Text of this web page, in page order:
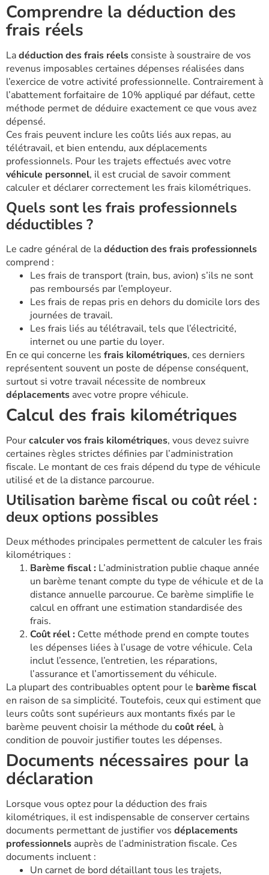
Comprendre la déduction des
frais réels
Ladéduction des frais réelsconsiste à soustraire de vos
revenus imposables certaines dépenses réalisées dans
l’exercice de votre activité professionnelle. Contrairement à
l’abattement forfaitaire de 10% appliqué par défaut, cette
méthode permet de déduire exactement ce que vous avez
dépensé.
Ces frais peuvent inclure les coûts liés aux repas, au
télétravail, et bien entendu, aux déplacements
professionnels. Pour les trajets effectués avec votre
véhicule personnel, il est crucial de savoir comment
calculer et déclarer correctement les frais kilométriques.
Quels sont les frais professionnels
déductibles ?
Le cadre général de ladéduction des frais professionnels
comprend :
Les frais de transport (train, bus, avion) s’ils ne sont
pas remboursés par l’employeur.
Les frais de repas pris en dehors du domicile lors des
journées de travail.
Les frais liés au télétravail, tels que l’électricité,
internet ou une partie du loyer.
En ce qui concerne les frais kilométriques, ces derniers
représentent souvent un poste de dépense conséquent,
surtout si votre travail nécessite de nombreux
déplacements avec votre propre véhicule.
Calcul des frais kilométriques
Pourcalculer vos frais kilométriques, vous devez suivre
certaines règles strictes définies par l’administration
fiscale. Le montant de ces frais dépend du type de véhicule
utilisé et de la distance parcourue.
Utilisation barème fiscal ou coût réel :
deux options possibles
Deux méthodes principales permettent de calculer les frais
kilométriques :
Barème fiscal : L’administration publie chaque année
un barème tenant compte du type de véhicule et de la
distance annuelle parcourue. Ce barème simplifie le
calcul en offrant une estimation standardisée des
frais.
Coût réel : Cette méthode prend en compte toutes
les dépenses liées à l’usage de votre véhicule. Cela
inclut l’essence, l’entretien, les réparations,
l’assurance et l’amortissement du véhicule.
La plupart des contribuables optent pour le barème fiscal
en raison de sa simplicité. Toutefois, ceux qui estiment que
leurs coûts sont supérieurs aux montants fixés par le
barème peuvent choisir la méthode du coût réel, à
condition de pouvoir justifier toutes les dépenses.
Documents nécessaires pour la
déclaration
Lorsque vous optez pour la déduction des frais
kilométriques, il est indispensable de conserver certains
documents permettant de justifier vos déplacements
professionnels auprès de l’administration fiscale. Ces
documents incluent :
Un carnet de bord détaillant tous les trajets,